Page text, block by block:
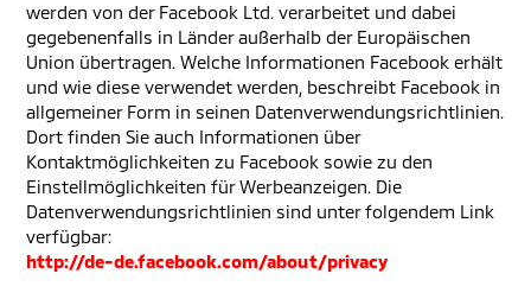
werden von der Facebook Ltd. verarbeitet und dabei
gegebenenfalls in Länder außerhalb der Europäischen
Union übertragen. Welche Informationen Facebook erhält
und wie diese verwendet werden, beschreibt Facebook in
allgemeiner Form in seinen Datenverwendungsrichtlinien.
Dort finden Sie auch Informationen über
Kontaktmöglichkeiten zu Facebook sowie zu den
Einstellmöglichkeiten für Werbeanzeigen. Die
Datenverwendungsrichtlinien sind unter folgendem Link
verfügbar:
http://de-de.facebook.com/about/privacy